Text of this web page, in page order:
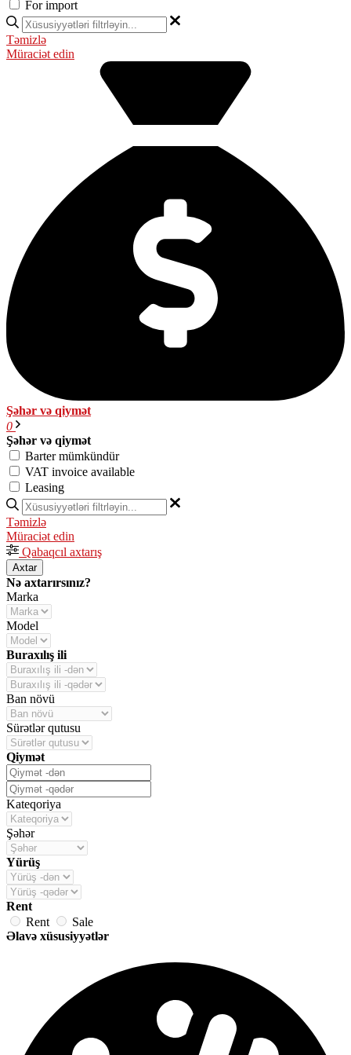
For import
Təmizlə
Müraciət edin
Şəhər və qiymət
0
Şəhər və qiymət
Barter mümkündür
VAT invoice available
Leasing
Təmizlə
Müraciət edin
Qabaqcıl axtarış
Axtar
Nə axtarırsınız?
Marka
Model
Buraxılış ili
Ban növü
Sürətlər qutusu
Qiymət
Kateqoriya
Şəhər
Yürüş
Rent
Rent
Sale
Əlavə xüsusiyyətlər